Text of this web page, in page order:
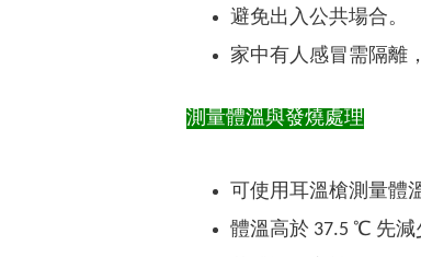
避免出入公共場合。
家中有人感冒需隔離
測量體溫與發燒處理
可使用耳溫槍測量體
體溫高於 37.5 ℃ 先減